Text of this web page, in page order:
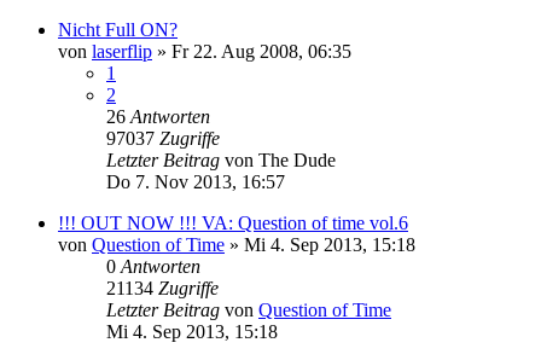
Nicht Full ON?
von laserflip » Fr 22. Aug 2008, 06:35
1
2
26 Antworten
97037 Zugriffe
Letzter Beitrag von The Dude
Do 7. Nov 2013, 16:57
!!! OUT NOW !!! VA: Question of time vol.6
von Question of Time » Mi 4. Sep 2013, 15:18
0 Antworten
21134 Zugriffe
Letzter Beitrag von Question of Time
Mi 4. Sep 2013, 15:18